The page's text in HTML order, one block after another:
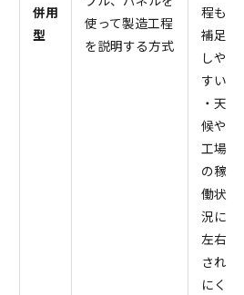
併用
型
使って製造工程
を説明する方式
程も
補足
しや
すい
・天
候や
工場
の稼
働状
況に
左右
され
にく